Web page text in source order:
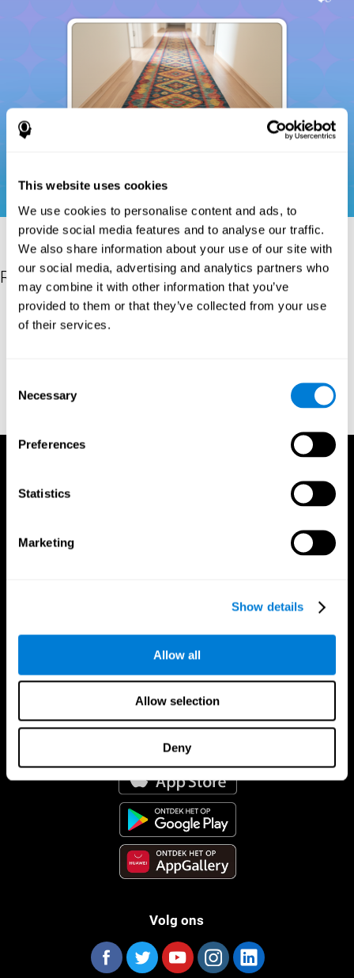
This website uses cookies
We use cookies to personalise content and ads, to
provide social media features and to analyse our traffic.
We also share information about your use of our site with
our social media, advertising and analytics partners who
may combine it with other information that you’ve
provided to them or that they’ve collected from your use
of their services.
Selection
Necessary
Preferences
Statistics
Marketing
Show details
Allow all
Allow selection
Deny
Referenties
Donders, F. C. (1969). On the speed of mental processes. Acta
Psychologica, 30, 412–431. https://doi.org/10.1016/0001-
information under conditions approaching a steady state.
Journal of Experimental Psychology, 62(3), 302–309.
CogniFit App
Volg ons